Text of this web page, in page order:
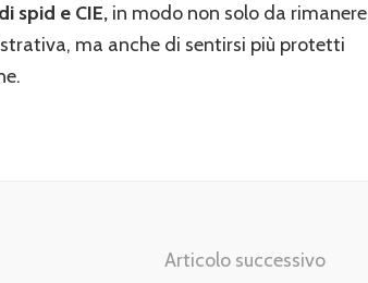
spid e CIE, in modo non solo da rimanere
ma anche di sentirsi più protetti
Articolo successivo